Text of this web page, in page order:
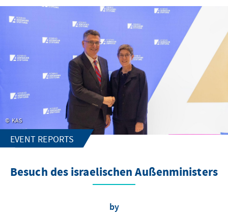
KAS
EVENT REPORTS
Besuch des israelischen Außenministers
by